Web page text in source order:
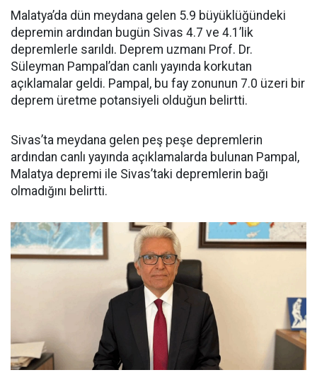
Malatya’da dün meydana gelen 5.9 büyüklüğündeki
depremin ardından bugün Sivas 4.7 ve 4.1’lik
depremlerle sarıldı. Deprem uzmanı Prof. Dr.
Süleyman Pampal’dan canlı yayında korkutan
açıklamalar geldi. Pampal, bu fay zonunun 7.0 üzeri bir
deprem üretme potansiyeli olduğun belirtti.
Sivas’ta meydana gelen peş peşe depremlerin
ardından canlı yayında açıklamalarda bulunan Pampal,
Malatya depremi ile Sivas’taki depremlerin bağı
olmadığını belirtti.